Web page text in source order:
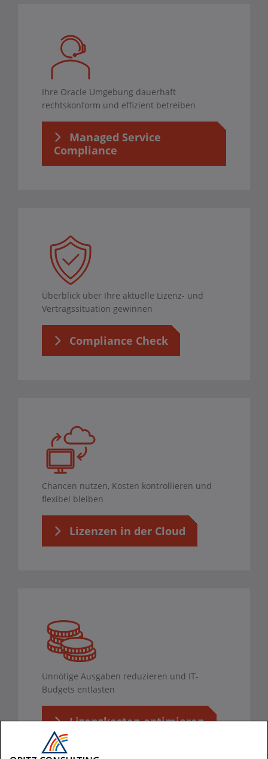
Ihre Oracle Umgebung dauerhaft
rechtskonform und effizient betreiben
Managed Service
Compliance
Überblick über Ihre aktuelle Lizenz- und
Vertragssituation gewinnen
Compliance Check
Chancen nutzen, Kosten kontrollieren und
flexibel bleiben
Lizenzen in der Cloud
Unnötige Ausgaben reduzieren und IT-
Budgets entlasten
Lizenzkosten optimieren